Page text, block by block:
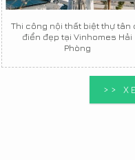
Thi công nội thất biệt thự tân
điển đẹp tại Vinhomes Hải
Phòng
>>